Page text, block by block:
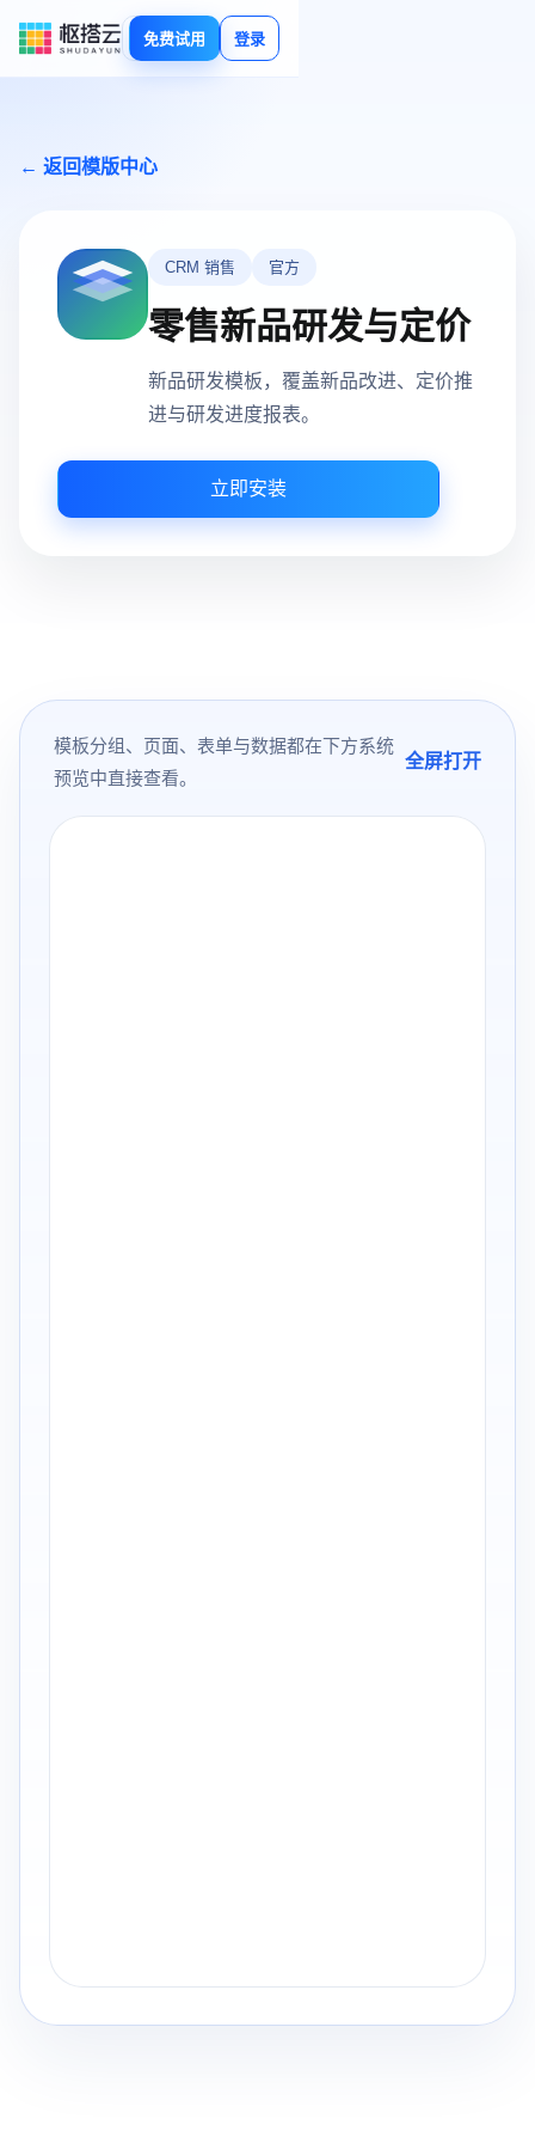
免费试用 登录
← 返回模版中心
CRM 销售 官方
零售新品研发与定价
新品研发模板，覆盖新品改进、定价推
进与研发进度报表。
立即安装
模板分组、页面、表单与数据都在下方系统
预览中直接查看。
全屏打开